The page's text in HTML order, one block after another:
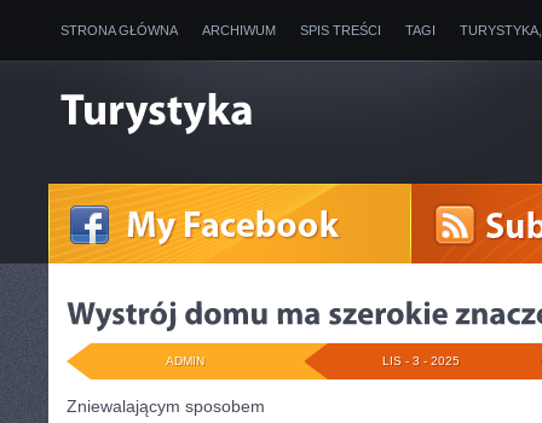
STRONA GŁÓWNA ARCHIWUM SPIS TREŚCI TAGI
LIS - 3 - 2025
ADMIN
Zniewalającym sposobem